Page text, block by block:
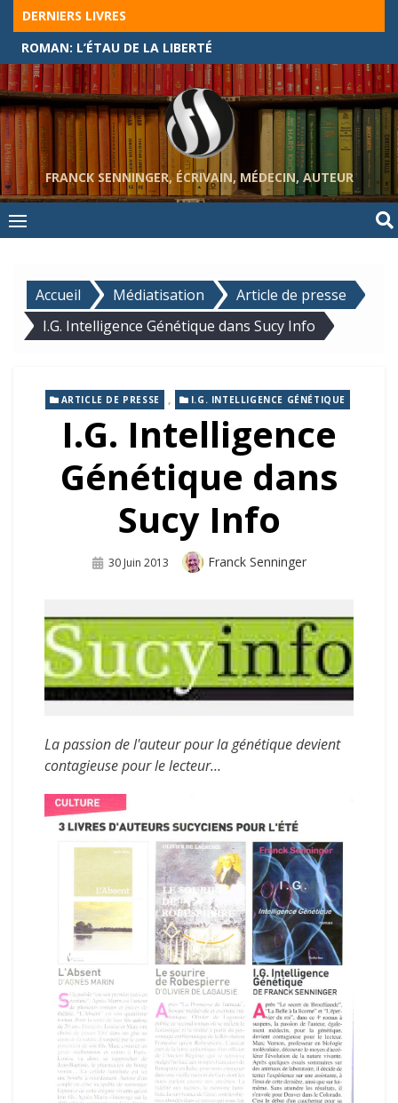
Skip
content
DERNIERS LIVRES
ROMAN: L’ÉTAU DE LA LIBERTÉ
FRANCK SENNINGER, ÉCRIVAIN, MÉDECIN, AUTEUR
Accueil Médiatisation
Article de presse
I.G. Intelligence Génétique dans Sucy Info
ARTICLE DE PRESSE , I.G. INTELLIGENCE GÉNÉTIQUE
I.G. Intelligence
Génétique dans
Sucy Info
Publié
30 Juin 2013 Auteur
Franck Senninger
La passion de l'auteur pour la génétique devient
contagieuse pour le lecteur…